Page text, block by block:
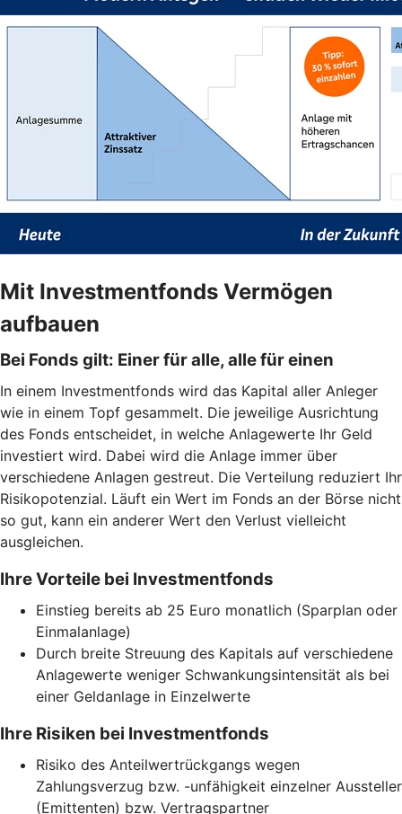
Mit Investmentfonds Vermögen
aufbauen
Bei Fonds gilt: Einer für alle, alle für einen
In einem Investmentfonds wird das Kapital aller Anleger
wie in einem Topf gesammelt. Die jeweilige Ausrichtung
des Fonds entscheidet, in welche Anlagewerte Ihr Geld
investiert wird. Dabei wird die Anlage immer über
verschiedene Anlagen gestreut. Die Verteilung reduziert Ihr
Risikopotenzial. Läuft ein Wert im Fonds an der Börse nicht
so gut, kann ein anderer Wert den Verlust vielleicht
ausgleichen.
Ihre Vorteile bei Investmentfonds
Einstieg bereits ab 25 Euro monatlich (Sparplan oder
Einmalanlage)
Durch breite Streuung des Kapitals auf verschiedene
Anlagewerte weniger Schwankungsintensität als bei
einer Geldanlage in Einzelwerte
Ihre Risiken bei Investmentfonds
Risiko des Anteilwertrückgangs wegen
Zahlungsverzug bzw. -unfähigkeit einzelner Aussteller
(Emittenten) bzw. Vertragspartner